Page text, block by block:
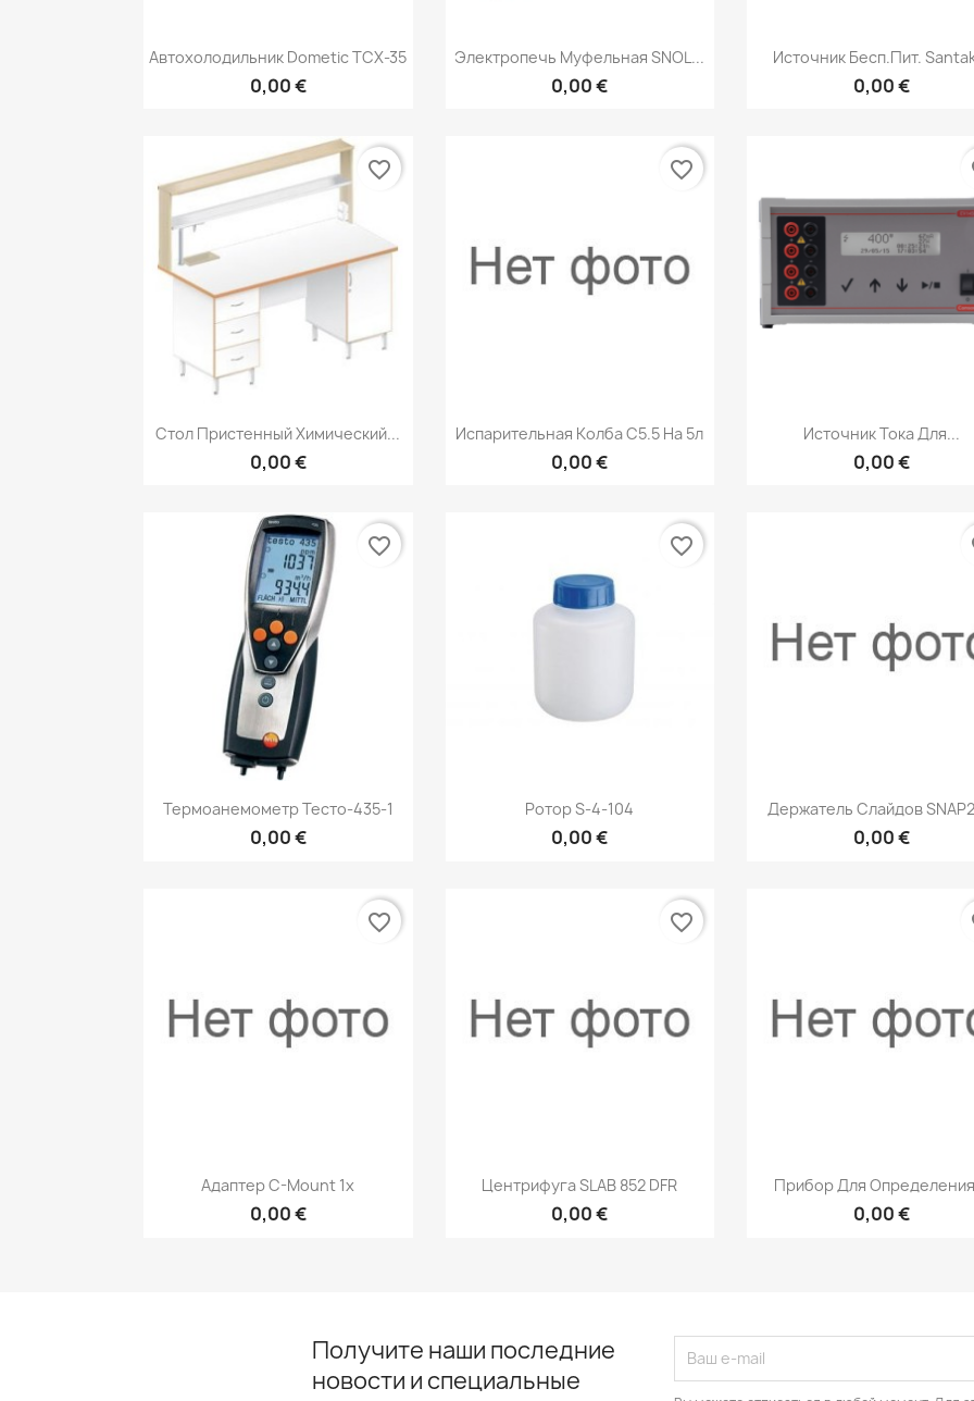
Быстрый просмотр
Автохолодильник Dometic TCX-35
0,00 €
Быстрый просмотр
Электропечь Муфельная SNOL...
0,00 €
Быстрый
Источник Бесп.пит.
0,00 €
Быстрый просмотр
Стол Пристенный Химический...
0,00 €
favorite_border
Быстрый просмотр
Испарительная Колба С5.5 На 5л
0,00 €
favorite_border
Быстрый просмотр
Источник Тока Для...
0,00 €
Быстрый просмотр
Термоанемометр Тесто-435-1
0,00 €
favorite_border
Быстрый просмотр
Ротор S-4-104
0,00 €
favorite_border
Быстрый
Держатель Слайдов
0,00 €
Быстрый просмотр
Адаптер C-Mount 1x
0,00 €
favorite_border
Быстрый просмотр
Центрифуга SLAB 852 DFR
0,00 €
favorite_border
Быстрый просмотр
Прибор Для
0,00 €
Получите наши последние
новости и специальные